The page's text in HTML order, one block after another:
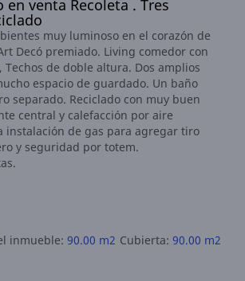
venta Recoleta . Tres
muy luminoso en el corazón de
Decó premiado. Living comedor con
Techos de doble altura. Dos amplios
espacio de guardado. Un baño
separado. Reciclado con muy buen
central y calefacción por aire
instalación de gas para agregar tiro
y seguridad por totem.
inmueble:90.00 m2 Cubierta:90.00 m2